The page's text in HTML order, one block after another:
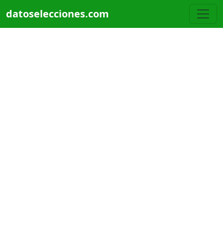
datoselecciones.com